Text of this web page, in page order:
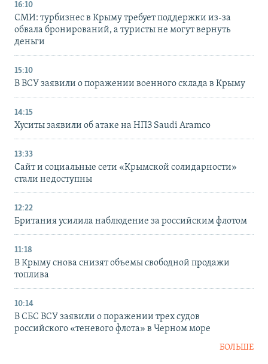
16:10
СМИ: турбизнес в Крыму требует поддержки из-за
обвала бронирований, а туристы не могут вернуть
деньги
15:10
В ВСУ заявили о поражении военного склада в Крыму
14:15
Хуситы заявили об атаке на НПЗ Saudi Aramco
13:33
Сайт и социальные сети «Крымской солидарности»
стали недоступны
12:22
Британия усилила наблюдение за российским флотом
11:18
В Крыму снова снизят объемы свободной продажи
топлива
10:14
В СБС ВСУ заявили о поражении трех судов
российского «теневого флота» в Черном море
БОЛЬШЕ